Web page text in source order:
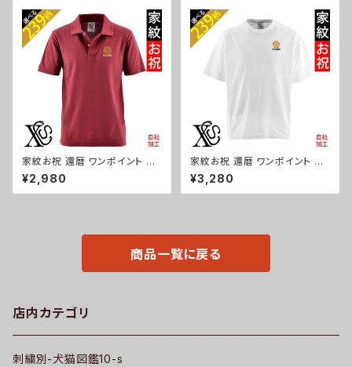
ズ 文字 面白い おもしろ 卒団
記念品 部活 卒業 ori-am-poh
2-r08-s
m-tst2-g09-s
家紋お祝 還暦 ワンポイント 刺
繍 オリジナル 半袖 ポロシャツ
メンズ 無地 ロゴ おしゃれ ゴル
フ 吸汗速乾 赤 レッド ワイン 父
¥2,980
家紋お祝 還暦 ワンポイント 刺
繍 5.6オンス ビッグシルエット
半袖 Tシャツ メンズ グッズ 白
ホワイト カットソー 黒 ブラック
¥3,280
商品一覧に戻る
店内カテゴリ
刺繍別-犬猫図鑑10-s